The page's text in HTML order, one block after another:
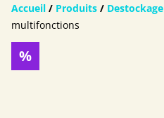
Accueil / Produits / Destockage
multifonctions
%